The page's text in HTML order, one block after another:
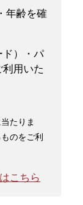
年齢を確
ド）・パ
用いた
たりま
のをご利
こちら